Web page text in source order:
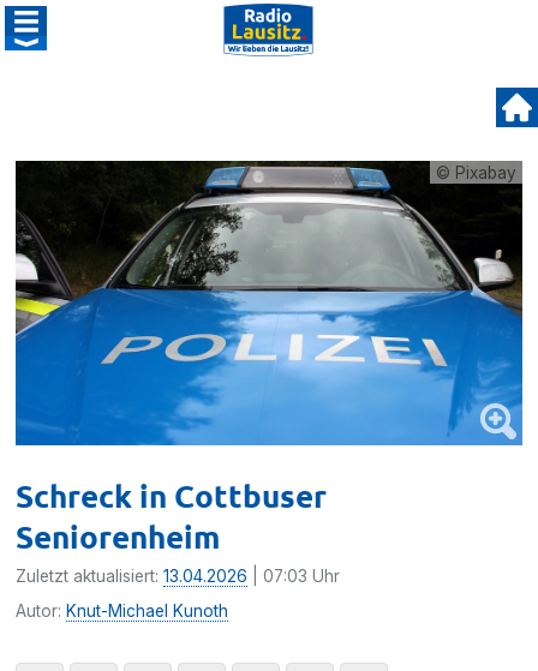
© Pixabay
Schreck in Cottbuser
Seniorenheim
Zuletzt aktualisiert:13.04.2026 | 07:03 Uhr
Autor: Knut-Michael Kunoth